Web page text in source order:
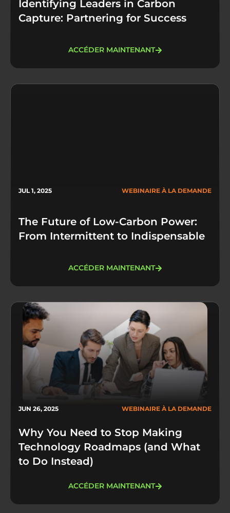
Identifying Leaders in Carbon
Capture: Partnering for Success
ACCÉDER MAINTENANT
JUL 1, 2025 WEBINAIRE À LA DEMANDE
The Future of Low-Carbon Power:
From Intermittent to Indispensable
ACCÉDER MAINTENANT
JUN 26, 2025 WEBINAIRE À LA DEMANDE
Why You Need to Stop Making
Technology Roadmaps (and What
to Do Instead)
ACCÉDER MAINTENANT